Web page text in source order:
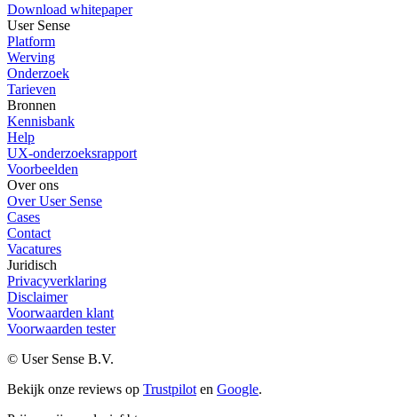
Download whitepaper
User Sense
Platform
Werving
Onderzoek
Tarieven
Bronnen
Kennisbank
Help
UX-onderzoeksrapport
Voorbeelden
Over ons
Over User Sense
Cases
Contact
Vacatures
Juridisch
Privacyverklaring
Disclaimer
Voorwaarden klant
Voorwaarden tester
© User Sense B.V.
Bekijk onze reviews op Trustpilot en Google.